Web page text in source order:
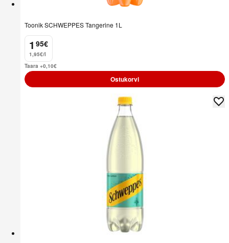
Toonik SCHWEPPES Tangerine 1L
1
. 95€
1,95€/l
Taara +0,10€
Ostukorvi